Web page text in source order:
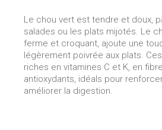
Le chou vert est tendre et doux,
salades ou les plats mijotés. Le
ferme et croquant, ajoute une
légèrement poivrée aux plats.
riches en vitamines C et K, en
antioxydants, idéals pour
améliorer la digestion.